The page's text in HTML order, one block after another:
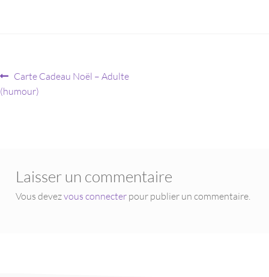
Carte Cadeau Noël – Adulte
(humour)
Laisser un commentaire
Vous devezvous connecterpour publier un commentaire.